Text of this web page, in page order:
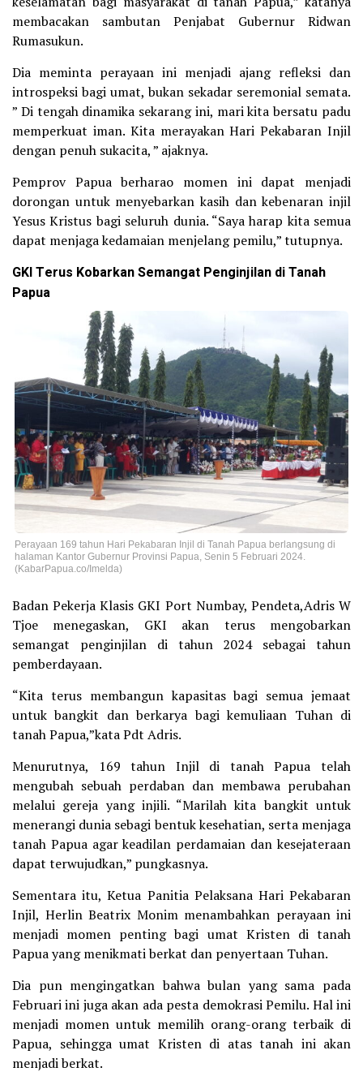
membacakan sambutan Penjabat Gubernur Ridwan
Rumasukun.
Dia meminta perayaan ini menjadi ajang refleksi dan
introspeksi bagi umat, bukan sekadar seremonial semata.
” Di tengah dinamika sekarang ini, mari kita bersatu padu
memperkuat iman. Kita merayakan Hari Pekabaran Injil
dengan penuh sukacita, ” ajaknya.
Pemprov Papua berharao momen ini dapat menjadi
dorongan untuk menyebarkan kasih dan kebenaran injil
Yesus Kristus bagi seluruh dunia. “Saya harap kita semua
dapat menjaga kedamaian menjelang pemilu,” tutupnya.
GKI Terus Kobarkan Semangat Penginjilan di Tanah
Papua
Perayaan 169 tahun Hari Pekabaran Injil di Tanah Papua berlangsung di
halaman Kantor Gubernur Provinsi Papua, Senin 5 Februari 2024.
(KabarPapua.co/Imelda)
Badan Pekerja Klasis GKI Port Numbay, Pendeta,Adris W
Tjoe menegaskan, GKI akan terus mengobarkan
semangat penginjilan di tahun 2024 sebagai tahun
pemberdayaan.
“Kita terus membangun kapasitas bagi semua jemaat
untuk bangkit dan berkarya bagi kemuliaan Tuhan di
tanah Papua,”kata Pdt Adris.
Menurutnya, 169 tahun Injil di tanah Papua telah
mengubah sebuah perdaban dan membawa perubahan
melalui gereja yang injili. “Marilah kita bangkit untuk
menerangi dunia sebagi bentuk kesehatian, serta menjaga
tanah Papua agar keadilan perdamaian dan kesejateraan
dapat terwujudkan,” pungkasnya.
Sementara itu, Ketua Panitia Pelaksana Hari Pekabaran
Injil, Herlin Beatrix Monim menambahkan perayaan ini
menjadi momen penting bagi umat Kristen di tanah
Papua yang menikmati berkat dan penyertaan Tuhan.
Dia pun mengingatkan bahwa bulan yang sama pada
Februari ini juga akan ada pesta demokrasi Pemilu. Hal ini
menjadi momen untuk memilih orang-orang terbaik di
Papua, sehingga umat Kristen di atas tanah ini akan
menjadi berkat.